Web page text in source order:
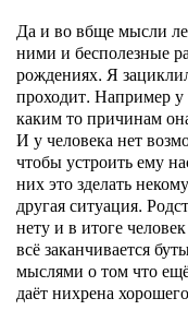
Да и во вбще мысли
ними и бесполезные
рождениях. Я
проходит. Например у
каким то причинам
И у человека нет
чтобы устроить ему
них это зделать
другая ситуация.
нету и в итоге
всё заканчивается
мыслями о том что
даёт нихрена